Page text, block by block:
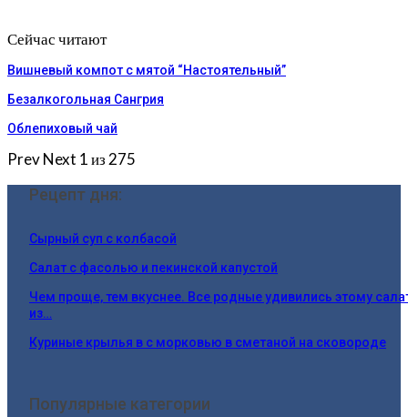
Сейчас читают
Вишневый компот с мятой “Настоятельный”
Безалкогольная Сангрия
Облепиховый чай
PrevNext 1 из 275
Рецепт дня:
Сырный суп с колбасой
Салат с фасолью и пекинской капустой
Чем проще, тем вкуснее. Все родные удивились этому
из…
Куриные крылья в с морковью в сметаной на сковороде
Популярные категории